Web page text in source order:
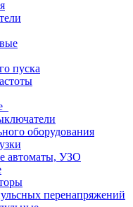
пуска
оборудования
автоматы, УЗО
перенапряжений